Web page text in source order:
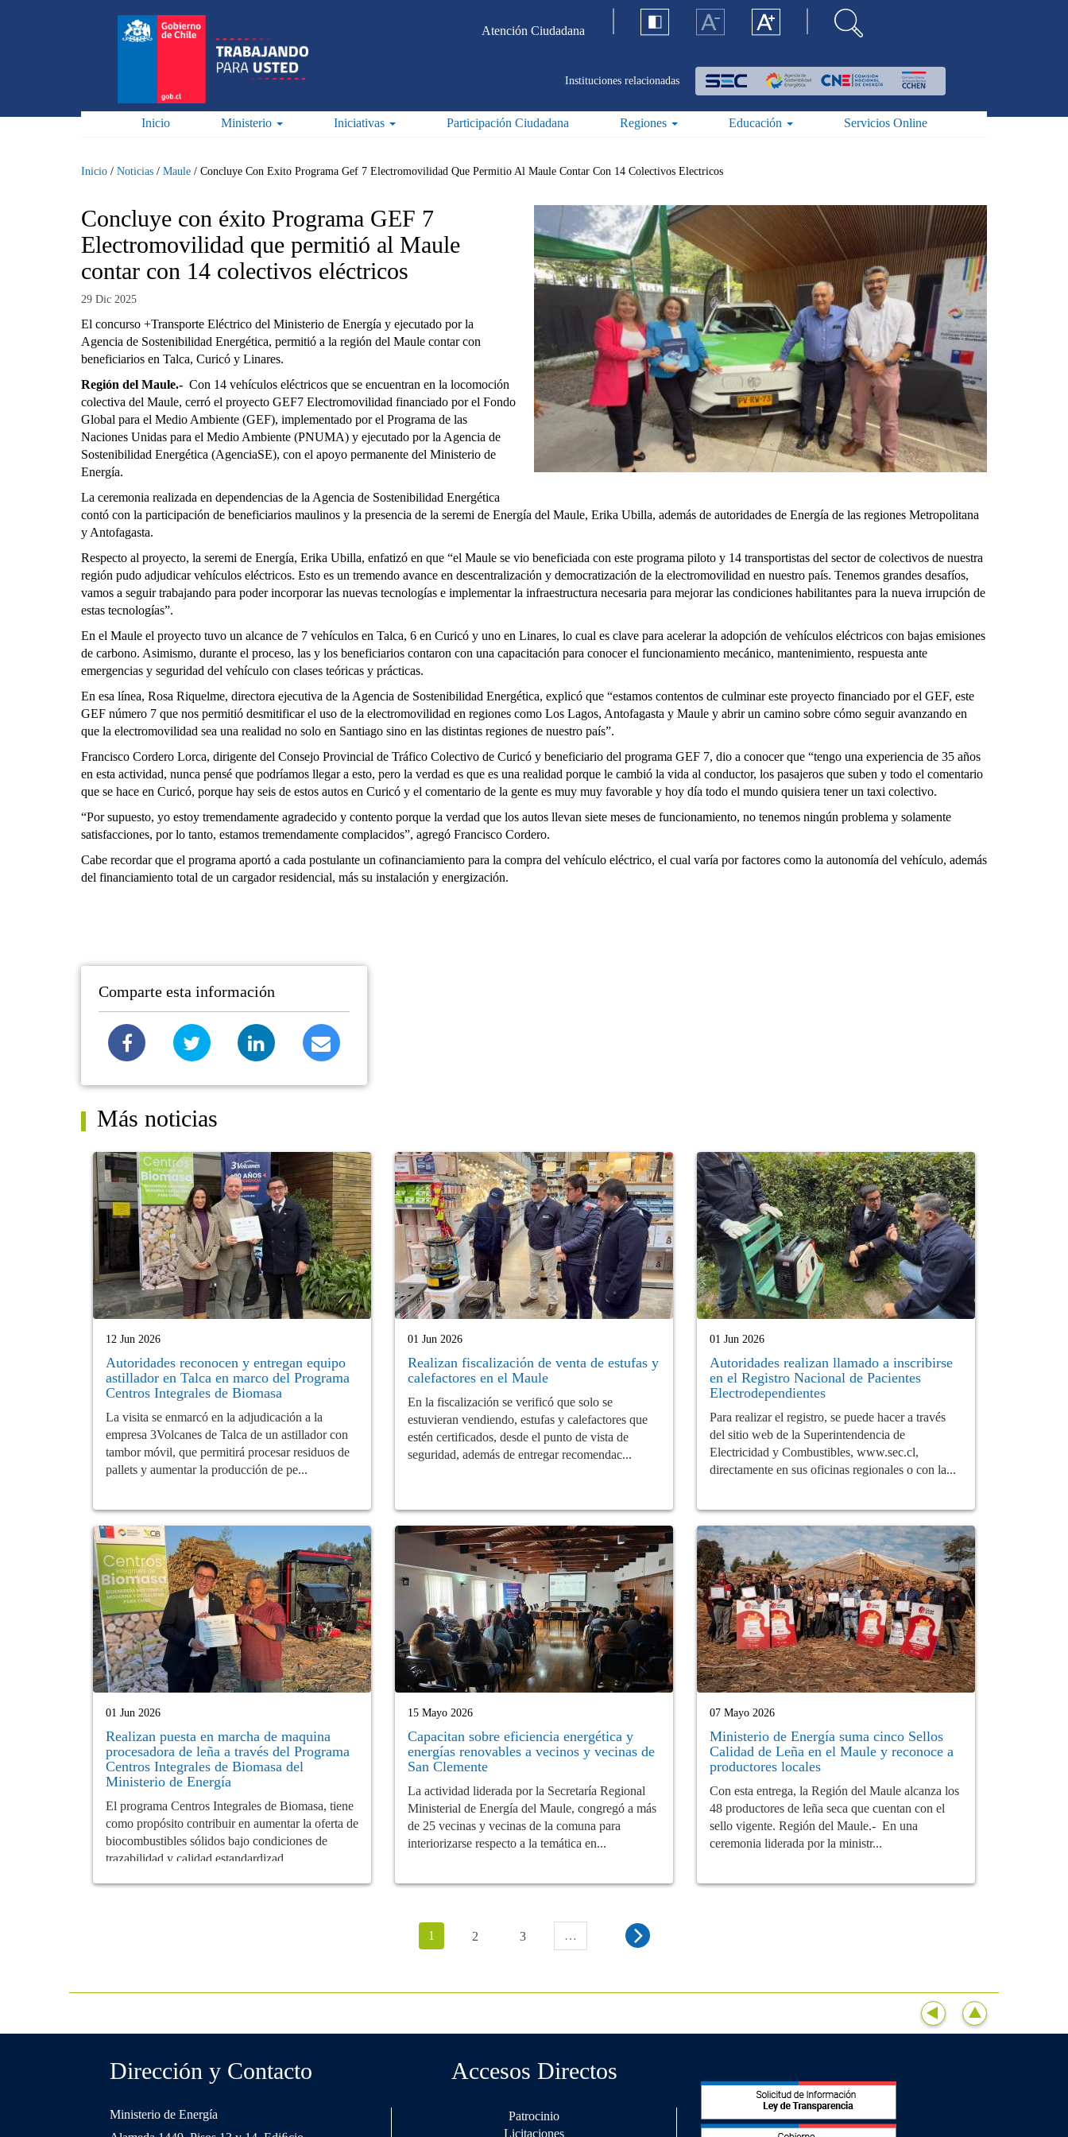
Atención Ciudadana
Instituciones relacionadas
Inicio Ministerio Iniciativas Participación Ciudadana Regiones Educación Servicios Online
Inicio / Noticias / Maule / Concluye Con Exito Programa Gef 7 Electromovilidad Que Permitio Al Maule Contar Con 14 Colectivos Electricos
Concluye con éxito Programa GEF 7
Electromovilidad que permitió al Maule
contar con 14 colectivos eléctricos
29 Dic 2025
El concurso +Transporte Eléctrico del Ministerio de Energía y ejecutado por la
Agencia de Sostenibilidad Energética, permitió a la región del Maule contar con
beneficiarios en Talca, Curicó y Linares.
Región del Maule.- Con 14 vehículos eléctricos que se encuentran en la locomoción
colectiva del Maule, cerró el proyecto GEF7 Electromovilidad financiado por el Fondo
Global para el Medio Ambiente (GEF), implementado por el Programa de las
Naciones Unidas para el Medio Ambiente (PNUMA) y ejecutado por la Agencia de
Sostenibilidad Energética (AgenciaSE), con el apoyo permanente del Ministerio de
Energía.
La ceremonia realizada en dependencias de la Agencia de Sostenibilidad Energética
contó con la participación de beneficiarios maulinos y la presencia de la seremi de Energía del Maule, Erika Ubilla, además de autoridades de Energía de las regiones Metropolitana
y Antofagasta.
Respecto al proyecto, la seremi de Energía, Erika Ubilla, enfatizó en que “el Maule se vio beneficiada con este programa piloto y 14 transportistas del sector de colectivos de nuestra
región pudo adjudicar vehículos eléctricos. Esto es un tremendo avance en descentralización y democratización de la electromovilidad en nuestro país. Tenemos grandes desafíos,
vamos a seguir trabajando para poder incorporar las nuevas tecnologías e implementar la infraestructura necesaria para mejorar las condiciones habilitantes para la nueva irrupción de
estas tecnologías”.
En el Maule el proyecto tuvo un alcance de 7 vehículos en Talca, 6 en Curicó y uno en Linares, lo cual es clave para acelerar la adopción de vehículos eléctricos con bajas emisiones
de carbono. Asimismo, durante el proceso, las y los beneficiarios contaron con una capacitación para conocer el funcionamiento mecánico, mantenimiento, respuesta ante
emergencias y seguridad del vehículo con clases teóricas y prácticas.
En esa línea, Rosa Riquelme, directora ejecutiva de la Agencia de Sostenibilidad Energética, explicó que “estamos contentos de culminar este proyecto financiado por el GEF, este
GEF número 7 que nos permitió desmitificar el uso de la electromovilidad en regiones como Los Lagos, Antofagasta y Maule y abrir un camino sobre cómo seguir avanzando en
que la electromovilidad sea una realidad no solo en Santiago sino en las distintas regiones de nuestro país”.
Francisco Cordero Lorca, dirigente del Consejo Provincial de Tráfico Colectivo de Curicó y beneficiario del programa GEF 7, dio a conocer que “tengo una experiencia de 35 años
en esta actividad, nunca pensé que podríamos llegar a esto, pero la verdad es que es una realidad porque le cambió la vida al conductor, los pasajeros que suben y todo el comentario
que se hace en Curicó, porque hay seis de estos autos en Curicó y el comentario de la gente es muy muy favorable y hoy día todo el mundo quisiera tener un taxi colectivo.
“Por supuesto, yo estoy tremendamente agradecido y contento porque la verdad que los autos llevan siete meses de funcionamiento, no tenemos ningún problema y solamente
satisfacciones, por lo tanto, estamos tremendamente complacidos”, agregó Francisco Cordero.
Cabe recordar que el programa aportó a cada postulante un cofinanciamiento para la compra del vehículo eléctrico, el cual varía por factores como la autonomía del vehículo, además
del financiamiento total de un cargador residencial, más su instalación y energización.
Comparte esta información
Más noticias
12 Jun 2026
Autoridades reconocen y entregan equipo
astillador en Talca en marco del Programa
Centros Integrales de Biomasa
La visita se enmarcó en la adjudicación a la
empresa 3Volcanes de Talca de un astillador con
tambor móvil, que permitirá procesar residuos de
pallets y aumentar la producción de pe...
01 Jun 2026
Realizan fiscalización de venta de estufas y
calefactores en el Maule
En la fiscalización se verificó que solo se
estuvieran vendiendo, estufas y calefactores que
estén certificados, desde el punto de vista de
seguridad, además de entregar recomendac...
01 Jun 2026
Autoridades realizan llamado a inscribirse
en el Registro Nacional de Pacientes
Electrodependientes
Para realizar el registro, se puede hacer a través
del sitio web de la Superintendencia de
Electricidad y Combustibles, www.sec.cl,
directamente en sus oficinas regionales o con la...
01 Jun 2026
Realizan puesta en marcha de maquina
procesadora de leña a través del Programa
Centros Integrales de Biomasa del
Ministerio de Energía
El programa Centros Integrales de Biomasa, tiene
como propósito contribuir en aumentar la oferta de
biocombustibles sólidos bajo condiciones de
trazabilidad y calidad estandardizad...
15 Mayo 2026
Capacitan sobre eficiencia energética y
energías renovables a vecinos y vecinas de
San Clemente
La actividad liderada por la Secretaría Regional
Ministerial de Energía del Maule, congregó a más
de 25 vecinas y vecinas de la comuna para
interiorizarse respecto a la temática en...
07 Mayo 2026
Ministerio de Energía suma cinco Sellos
Calidad de Leña en el Maule y reconoce a
productores locales
Con esta entrega, la Región del Maule alcanza los
48 productores de leña seca que cuentan con el
sello vigente. Región del Maule.- En una
ceremonia liderada por la ministr...
1 2 3 …
Dirección y Contacto
Ministerio de Energía
Accesos Directos
Patrocinio
Licitaciones